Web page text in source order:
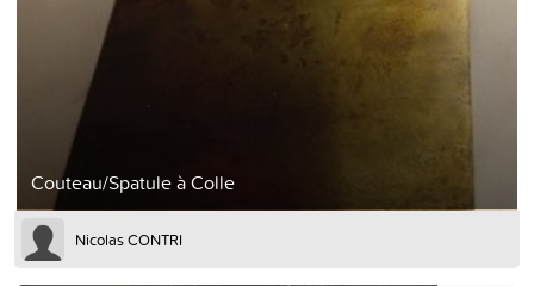
Couteau/Spatule à Colle
Nicolas CONTRI